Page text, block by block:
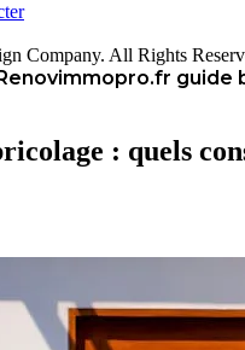
Company. All Rights
guide
: quels